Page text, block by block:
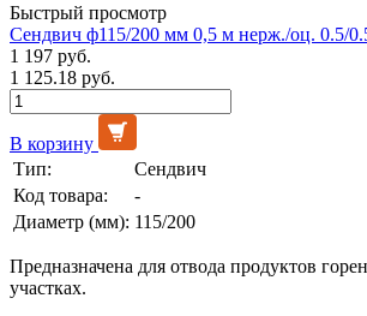
Быстрый просмотр
Сендвич ф115/200 мм 0,5 м нерж./оц. 0.5/
1 197 руб.
1 125.18 руб.
В корзину
Тип:
Сендвич
Код товара:
-
Диаметр (мм): 115/200
Предназначена для отвода продуктов
участках.